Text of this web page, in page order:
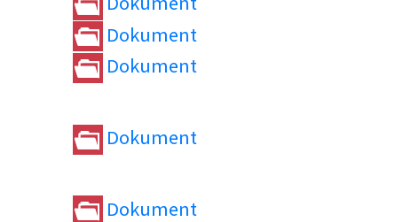
Dokument
Dokument
Dokument
Dokument